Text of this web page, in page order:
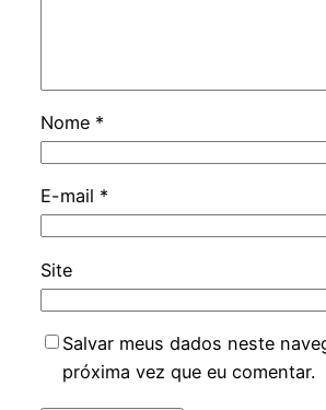
Nome *
E-mail *
Site
Salvar meus dados neste
próxima vez que eu comentar.